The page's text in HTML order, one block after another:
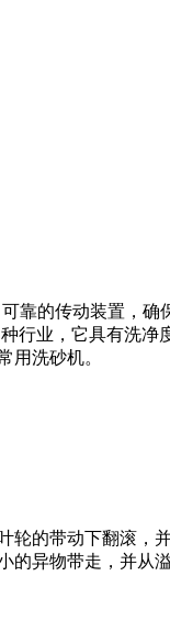
靠的传动装置，确
行业，它具有洗净
用洗砂机。
轮的带动下翻滚，
的异物带走，并从